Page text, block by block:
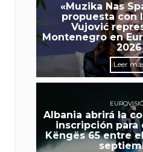
«Muzika Nas
propuesta con
Vujović
Montenegro en
2026
Leer
Albania abrirá la
inscripción para
Këngës 65 entre